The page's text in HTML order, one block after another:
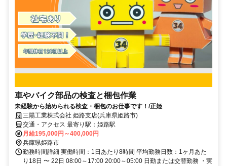
車やバイク部品の検査と梱包作業
未経験から始められる検査・梱包のお仕事です！/正姫
三陽工業株式会社 姫路支店(兵庫県姫路市)
交通・アクセス 最寄り駅：姫路駅
月給195,000円～400,000円
兵庫県姫路市
勤務時間詳細 実働時間：1日あたり8時間 平均勤務日数：1ヶ月あた
り18日 〜 22日 08:00～17:00 20:00～05:00 日勤または交替勤務 ・実